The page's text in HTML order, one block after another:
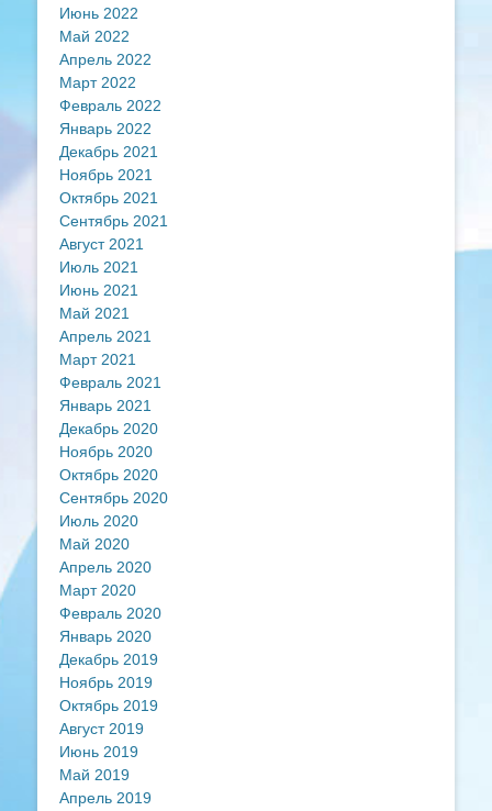
Июнь 2022
Май 2022
Апрель 2022
Март 2022
Февраль 2022
Январь 2022
Декабрь 2021
Ноябрь 2021
Октябрь 2021
Сентябрь 2021
Август 2021
Июль 2021
Июнь 2021
Май 2021
Апрель 2021
Март 2021
Февраль 2021
Январь 2021
Декабрь 2020
Ноябрь 2020
Октябрь 2020
Сентябрь 2020
Июль 2020
Май 2020
Апрель 2020
Март 2020
Февраль 2020
Январь 2020
Декабрь 2019
Ноябрь 2019
Октябрь 2019
Август 2019
Июнь 2019
Май 2019
Апрель 2019